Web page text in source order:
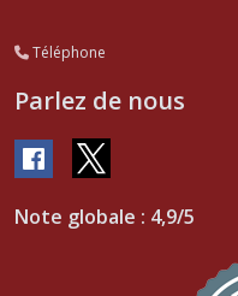
Téléphone
Parlez de nous
Note globale : 4,9/5